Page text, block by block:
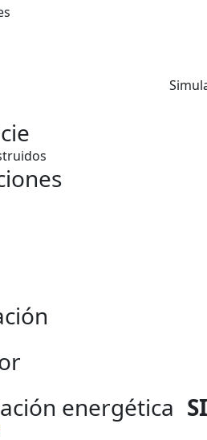
energética SI